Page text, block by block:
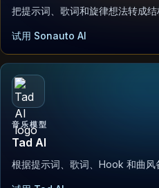
把提示词、歌词和旋律想法转成结
试用 Sonauto AI
音乐模型
Tad AI
根据提示词、歌词、Hook 和曲风